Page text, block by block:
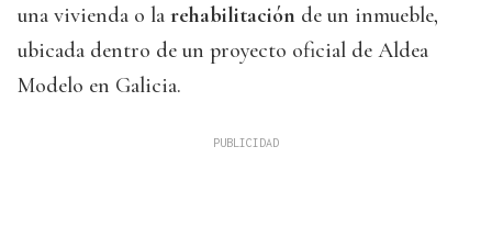
una vivienda o la rehabilitación de un inmueble,
ubicada dentro de un proyecto oficial de Aldea
Modelo en Galicia.